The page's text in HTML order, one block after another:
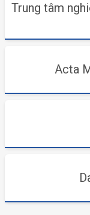
Trung tâm
Acta